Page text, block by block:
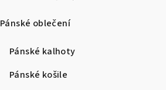
Pánské oblečení
Pánské kalhoty
Pánské košile